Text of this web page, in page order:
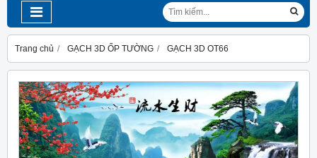
Trang chủ GẠCH 3D ỐP TƯỜNG GẠCH 3D OT66